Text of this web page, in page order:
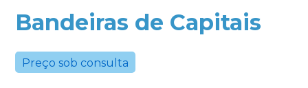
Bandeiras de Capitais
Preço sob consulta
+55